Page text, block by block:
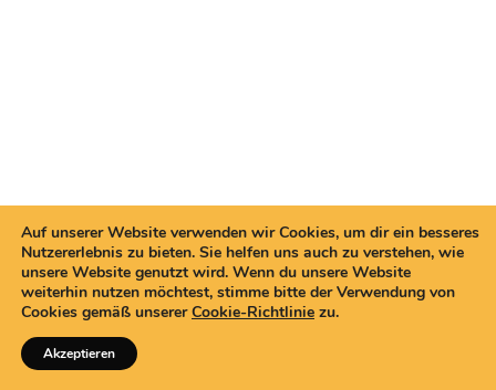
Auf unserer Website verwenden wir Cookies, um dir ein besseres
Nutzererlebnis zu bieten. Sie helfen uns auch zu verstehen, wie
unsere Website genutzt wird. Wenn du unsere Website
weiterhin nutzen möchtest, stimme bitte der Verwendung von
Cookies gemäß unsererCookie-Richtlinie zu.
Akzeptieren